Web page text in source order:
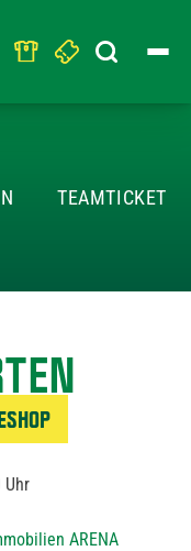
Search
for:
TEAMTICKET
Uhr
ARENA